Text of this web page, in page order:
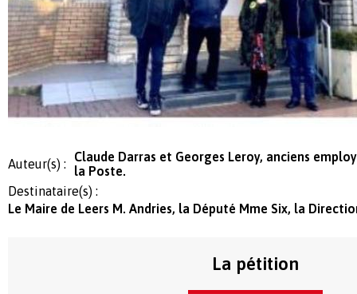
Auteur(s) :
Claude Darras et Georges Leroy, anciens
la Poste.
Destinataire(s) :
Le Maire de Leers M. Andries, la Député Mme Six, la
La pétition